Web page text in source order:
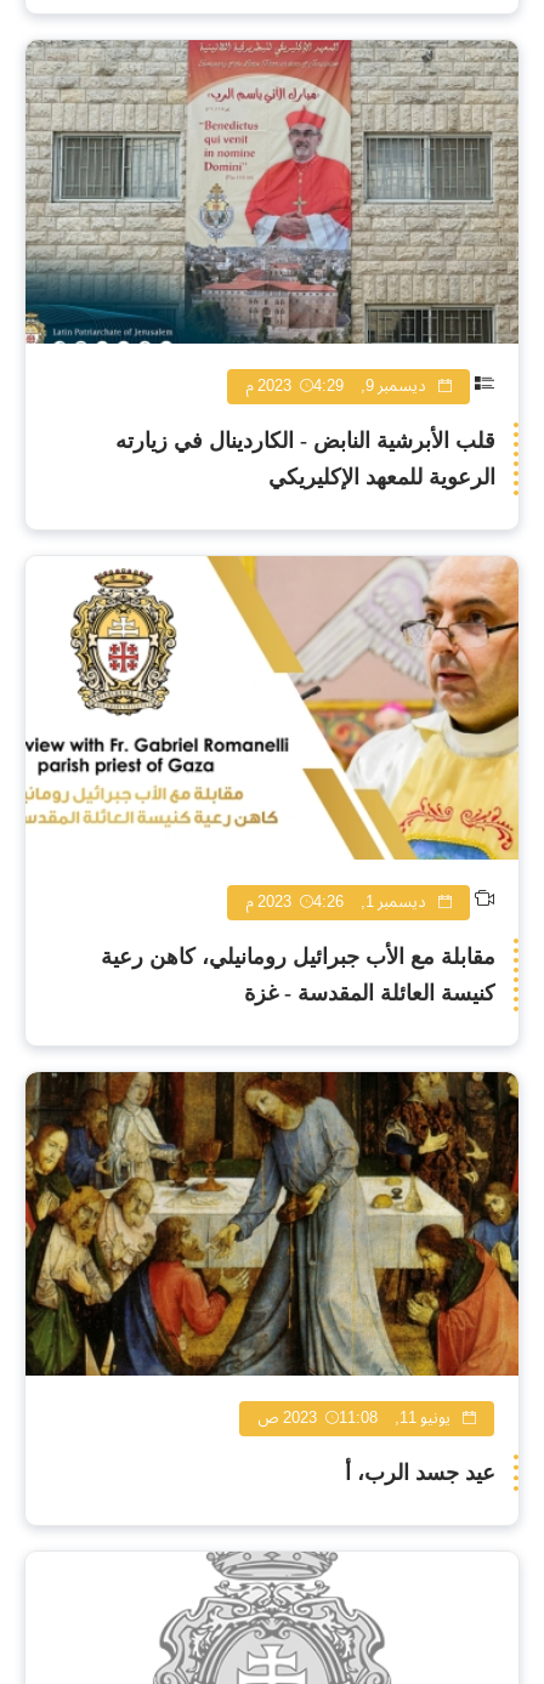
ديسمبر 9, 2023 4:29 م
قلب الأبرشية النابض - الكاردينال في زيارته
الرعوية للمعهد الإكليريكي
ديسمبر 1, 2023 4:26 م
مقابلة مع الأب جبرائيل رومانيلي، كاهن رعية
كنيسة العائلة المقدسة - غزة
يونيو 11, 2023 11:08 ص
عيد جسد الرب، أ